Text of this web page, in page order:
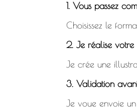
1. Vous passez
Choisissez le
2. Je réalise votre
Je crée une
3. Validation
Je voue envoie